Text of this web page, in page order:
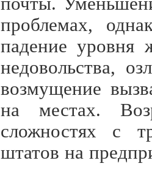
проблемах,
падение уровня
недовольства,
возмущение
на местах.
сложностях с
штатов на